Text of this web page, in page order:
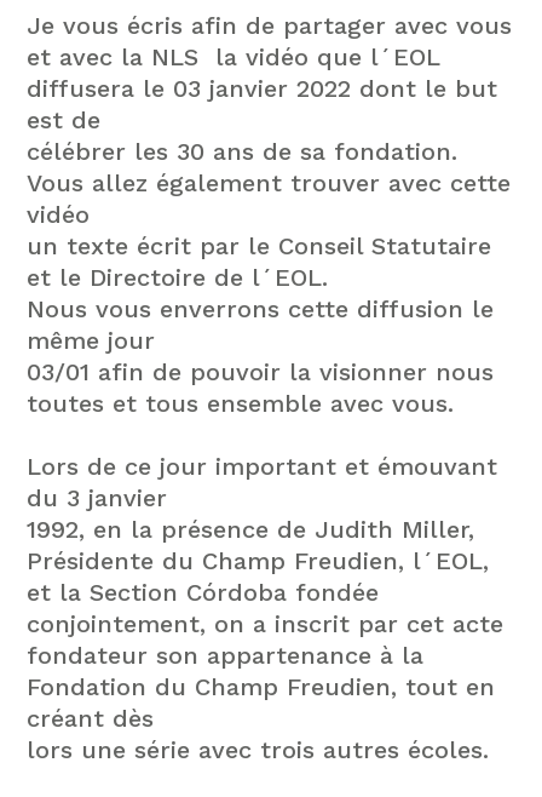
Je vous écris afin de partager avec vous
et avec la NLS la vidéo que l´EOL
diffusera le 03 janvier 2022 dont le but
est de
célébrer les 30 ans de sa fondation.
Vous allez également trouver avec cette
vidéo
un texte écrit par le Conseil Statutaire
et le Directoire de l´EOL.
Nous vous enverrons cette diffusion le
même jour
03/01 afin de pouvoir la visionner nous
toutes et tous ensemble avec vous.
Lors de ce jour important et émouvant
du 3 janvier
1992, en la présence de Judith Miller,
Présidente du Champ Freudien, l´EOL,
et la Section Córdoba fondée
conjointement, on a inscrit par cet acte
fondateur son appartenance à la
Fondation du Champ Freudien, tout en
créant dès
lors une série avec trois autres écoles.